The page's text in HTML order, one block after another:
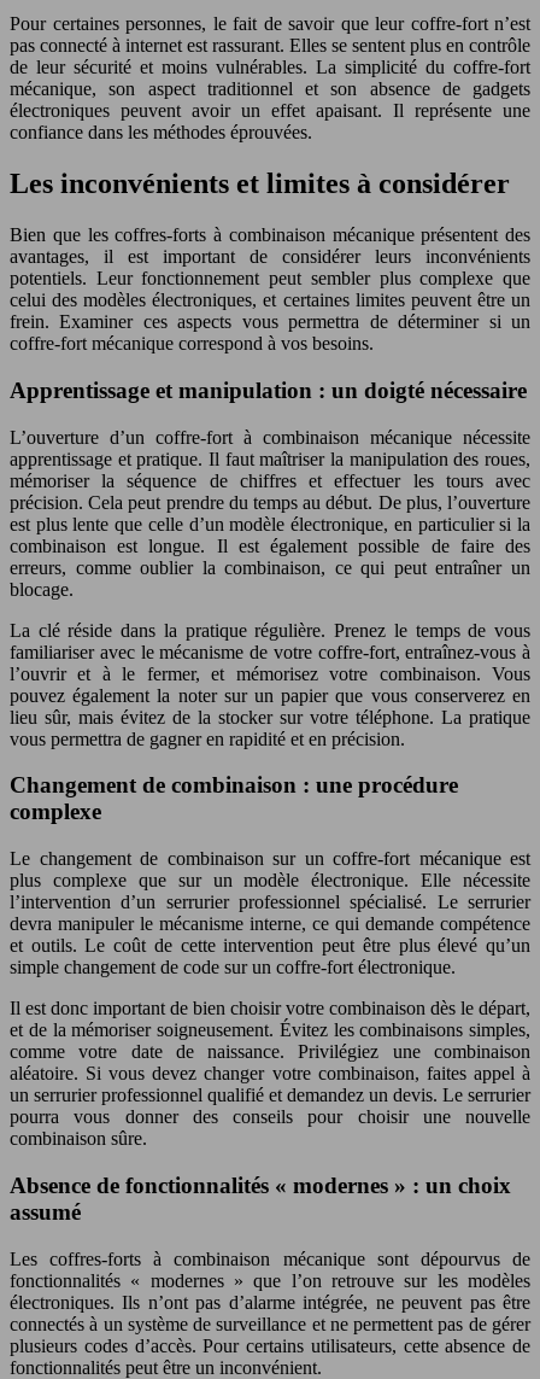
Pour certaines personnes, le fait de savoir que leur coffre-fort n’est
pas connecté à internet est rassurant. Elles se sentent plus en contrôle
de leur sécurité et moins vulnérables. La simplicité du coffre-fort
mécanique, son aspect traditionnel et son absence de gadgets
électroniques peuvent avoir un effet apaisant. Il représente une
confiance dans les méthodes éprouvées.
Les inconvénients et limites à considérer
Bien que les coffres-forts à combinaison mécanique présentent des
avantages, il est important de considérer leurs inconvénients
potentiels. Leur fonctionnement peut sembler plus complexe que
celui des modèles électroniques, et certaines limites peuvent être un
frein. Examiner ces aspects vous permettra de déterminer si un
coffre-fort mécanique correspond à vos besoins.
Apprentissage et manipulation : un doigté nécessaire
L’ouverture d’un coffre-fort à combinaison mécanique nécessite
apprentissage et pratique. Il faut maîtriser la manipulation des roues,
mémoriser la séquence de chiffres et effectuer les tours avec
précision. Cela peut prendre du temps au début. De plus, l’ouverture
est plus lente que celle d’un modèle électronique, en particulier si la
combinaison est longue. Il est également possible de faire des
erreurs, comme oublier la combinaison, ce qui peut entraîner un
blocage.
La clé réside dans la pratique régulière. Prenez le temps de vous
familiariser avec le mécanisme de votre coffre-fort, entraînez-vous à
l’ouvrir et à le fermer, et mémorisez votre combinaison. Vous
pouvez également la noter sur un papier que vous conserverez en
lieu sûr, mais évitez de la stocker sur votre téléphone. La pratique
vous permettra de gagner en rapidité et en précision.
Changement de combinaison : une procédure
complexe
Le changement de combinaison sur un coffre-fort mécanique est
plus complexe que sur un modèle électronique. Elle nécessite
l’intervention d’un serrurier professionnel spécialisé. Le serrurier
devra manipuler le mécanisme interne, ce qui demande compétence
et outils. Le coût de cette intervention peut être plus élevé qu’un
simple changement de code sur un coffre-fort électronique.
Il est donc important de bien choisir votre combinaison dès le départ,
et de la mémoriser soigneusement. Évitez les combinaisons simples,
comme votre date de naissance. Privilégiez une combinaison
aléatoire. Si vous devez changer votre combinaison, faites appel à
un serrurier professionnel qualifié et demandez un devis. Le serrurier
pourra vous donner des conseils pour choisir une nouvelle
combinaison sûre.
Absence de fonctionnalités « modernes » : un choix
assumé
Les coffres-forts à combinaison mécanique sont dépourvus de
fonctionnalités « modernes » que l’on retrouve sur les modèles
électroniques. Ils n’ont pas d’alarme intégrée, ne peuvent pas être
connectés à un système de surveillance et ne permettent pas de gérer
plusieurs codes d’accès. Pour certains utilisateurs, cette absence de
fonctionnalités peut être un inconvénient.